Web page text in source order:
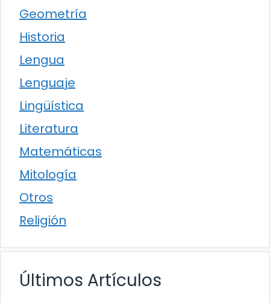
Geometría
Historia
Lengua
Lenguaje
Lingüística
Literatura
Matemáticas
Mitología
Otros
Religión
Últimos Artículos